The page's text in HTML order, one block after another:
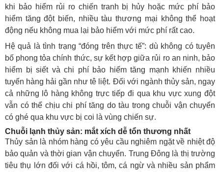
khi bảo hiểm rủi ro chiến tranh bị hủy hoặc mức phí bảo
hiểm tăng đột biến, nhiều tàu thương mại không thể hoạt
động nếu không mua lại bảo hiểm với mức phí rất cao.
Hệ quả là tình trạng “đóng trên thực tế”: dù không có tuyên
bố phong tỏa chính thức, sự kết hợp giữa rủi ro an ninh, bảo
hiểm bị siết và chi phí bảo hiểm tăng mạnh khiến nhiều
tuyến hàng hải gần như tê liệt. Đối với ngành thủy sản, ngay
cả những lô hàng không trực tiếp đi qua khu vực xung đột
vẫn có thể chịu chi phí tăng do tàu trong chuỗi vận chuyển
có ghé qua khu vực bị coi là vùng chiến sự.
Chuỗi lạnh thủy sản: mắt xích dễ tổn thương nhất
Thủy sản là nhóm hàng có yêu cầu nghiêm ngặt về nhiệt độ
bảo quản và thời gian vận chuyển. Trung Đông là thị trường
tiêu thụ lớn đối với cá hồi, tôm, cá ngừ và nhiều sản phẩm